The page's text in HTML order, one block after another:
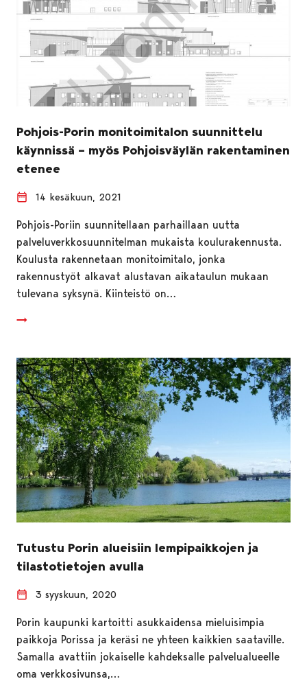
Pohjois-Porin monitoimitalon suunnittelu
käynnissä – myös Pohjoisväylän rakentaminen
etenee
14 kesäkuun, 2021
Pohjois-Poriin suunnitellaan parhaillaan uutta
palveluverkkosuunnitelman mukaista koulurakennusta.
Koulusta rakennetaan monitoimitalo, jonka
rakennustyöt alkavat alustavan aikataulun mukaan
tulevana syksynä. Kiinteistö on…
Tutustu Porin alueisiin lempipaikkojen ja
tilastotietojen avulla
3 syyskuun, 2020
Porin kaupunki kartoitti asukkaidensa mieluisimpia
paikkoja Porissa ja keräsi ne yhteen kaikkien saataville.
Samalla avattiin jokaiselle kahdeksalle palvelualueelle
oma verkkosivunsa,…